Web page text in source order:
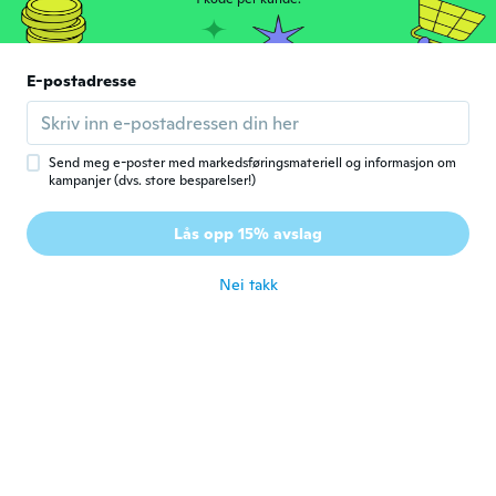
H Helen
Ble med i 2017 · 162 omtaler · 2 opplastinger
It's exactly what I wanted love it..ty..
Debbie
Ble med i 2019 · 30 omtaler · 2
E-postadresse
Send meg e-poster med markedsføringsmateriell og informasjon om
kampanjer (dvs. store besparelser!)
Lås opp 15% avslag
Nei takk